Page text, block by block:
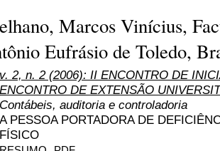
Marcos Vinícius,
Eufrásio de Toledo,
v. 2, n. 2 (2006): II ENCONTRO DE
ENCONTRO DE EXTENSÃO
Contábeis, auditoria e controladoria
A PESSOA PORTADORA DE
FÍSICO